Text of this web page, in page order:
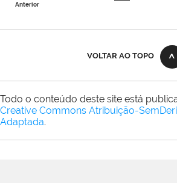
Anterior
VOLTAR AO TOPO
Todo o conteúdo deste site está
Creative Commons Atribuição-
Adaptada.